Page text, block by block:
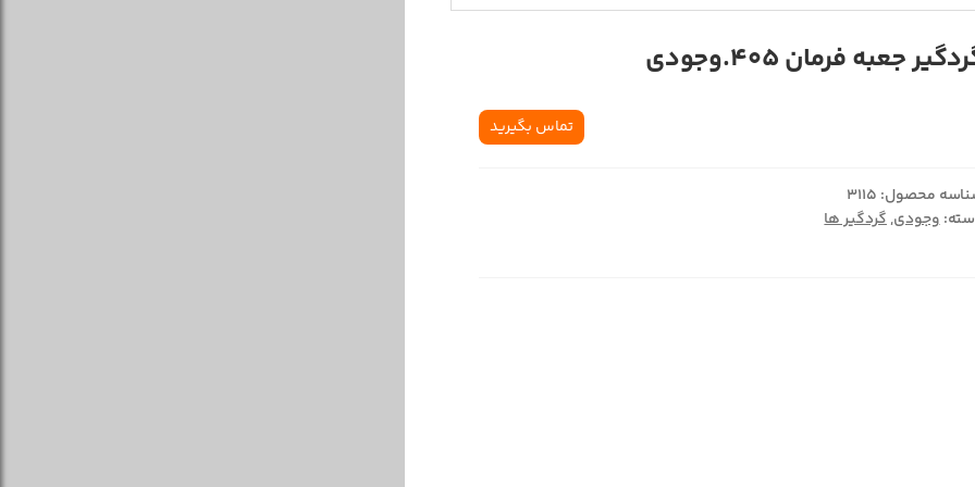
جعبه فرمان 405.وجودي
تماس بگیرید
محصول: 3115
وجودی,گردگیر ها